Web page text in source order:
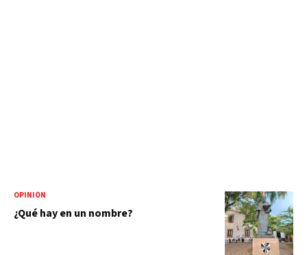
OPINIÓN
¿Qué hay en un nombre?